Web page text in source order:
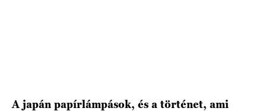
A japán papírlámpások, és a történet, ami